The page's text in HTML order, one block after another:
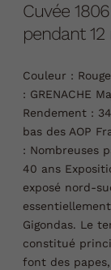
Cuvée
pendant 12
Couleur : Rouge
: GRENACHE
Rendement :
bas des AOP
: Nombreuses
40 ans
exposé nord-
Gigondas. Le
constitué
font des